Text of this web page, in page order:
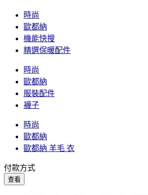
時尚
歐都納
機能快搜
精選保暖配件
時尚
歐都納
服裝配件
襪子
時尚
歐都納
歐都納 羊毛 衣
付款方式
查看